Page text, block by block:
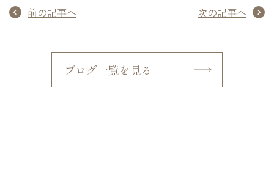
前の記事へ 次の記事へ
ブログ一覧を見る